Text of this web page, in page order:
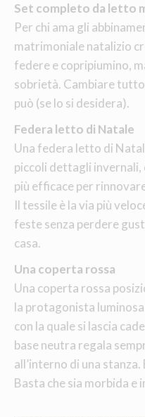
Set completo da letto
Per chi ama gli
matrimoniale natalizio
federe e copripiumino,
sobrietà. Cambiare
può (se lo si desidera).
Federa letto di Natale
Una federa letto di
piccoli dettagli invernali,
più efficace per
Il tessile è la via più
feste senza perdere
casa.
Una coperta rossa
Una coperta rossa
la protagonista
con la quale si lascia
base neutra regala
all’interno di una
Basta che sia morbida e